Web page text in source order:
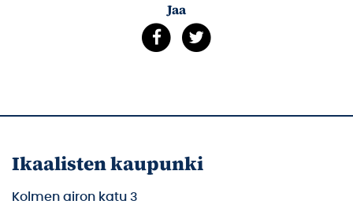
Jaa
Ikaalisten kaupunki
Kolmen airon katu 3